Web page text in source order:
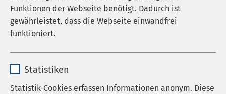
Funktionen der Webseite benötigt. Dadurch ist
gewährleistet, dass die Webseite einwandfrei
funktioniert.
Anbieter sgalinski
Statistiken
Statistik-Cookies erfassen Informationen anonym. Diese